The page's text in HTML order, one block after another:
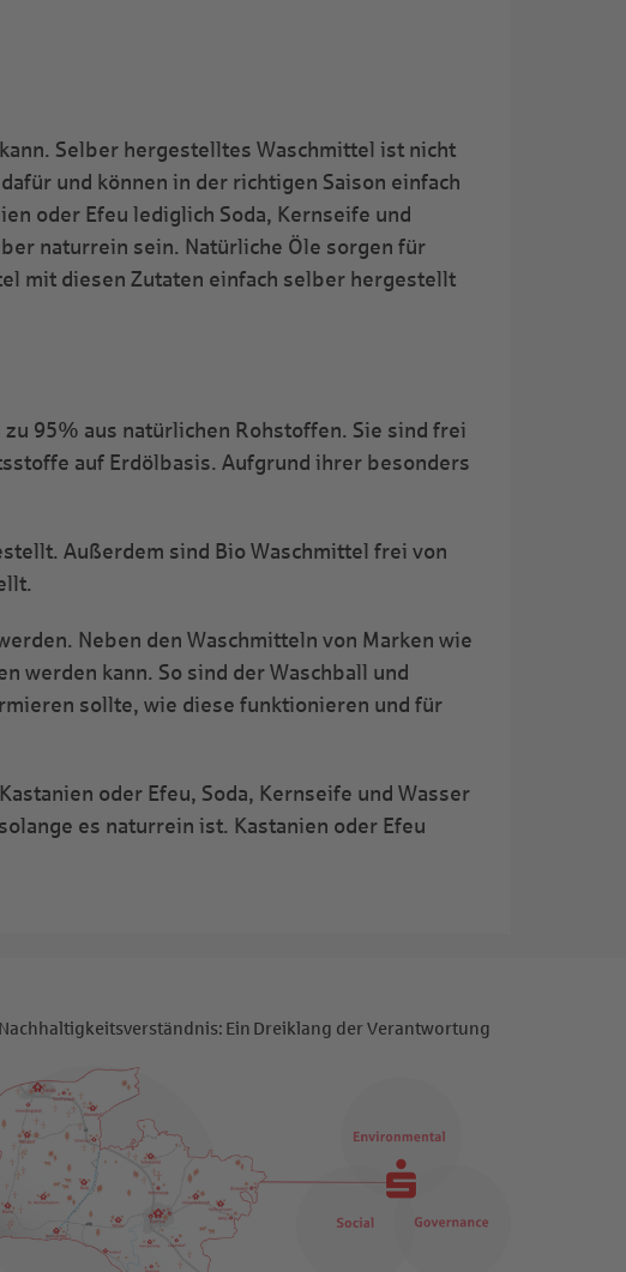
Selber hergestelltes Waschmittel ist nicht
und können in der richtigen Saison einfach
oder Efeu lediglich Soda, Kernseife und
naturrein sein. Natürliche Öle sorgen für
mit diesen Zutaten einfach selber hergestellt
95% aus natürlichen Rohstoffen. Sie sind frei
auf Erdölbasis. Aufgrund ihrer besonders
Außerdem sind Bio Waschmittel frei von
Neben den Waschmitteln von Marken wie
werden kann. So sind der Waschball und
sollte, wie diese funktionieren und für
oder Efeu, Soda, Kernseife und Wasser
es naturrein ist. Kastanien oder Efeu
Ein Dreiklang der Verantwortung